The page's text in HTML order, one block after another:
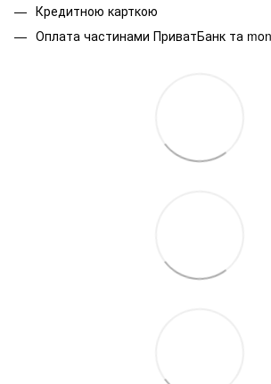
Кредитною карткою
Оплата частинами ПриватБанк та